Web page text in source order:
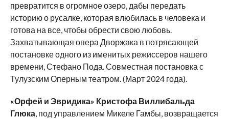
превратится в огромное озеро, дабы передать
историю о русалке, которая влюбилась в человека и
готова на все, чтобы обрести свою любовь.
Захватывающая опера Дворжака в потрясающей
постановке одного из именитых режиссеров нашего
времени, Стефано Пода. Совместная постановка с
Тулузским Оперным театром. (Март 2024 года).
«Орфей и Эвридика» Кристофа Виллибальда
Глюка, под управлением Микеле Гамбы, возвращается